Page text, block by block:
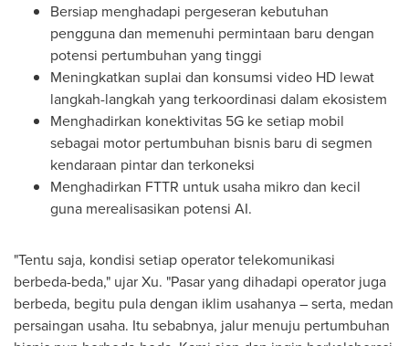
Bersiap menghadapi pergeseran kebutuhan
pengguna dan memenuhi permintaan baru dengan
potensi pertumbuhan yang tinggi
Meningkatkan suplai dan konsumsi video HD lewat
langkah-langkah yang terkoordinasi dalam ekosistem
Menghadirkan konektivitas 5G ke setiap mobil
sebagai motor pertumbuhan bisnis baru di segmen
kendaraan pintar dan terkoneksi
Menghadirkan FTTR untuk usaha mikro dan kecil
guna merealisasikan potensi AI.
"Tentu saja, kondisi setiap operator telekomunikasi
berbeda-beda," ujar Xu. "Pasar yang dihadapi operator juga
berbeda, begitu pula dengan iklim usahanya – serta, medan
persaingan usaha. Itu sebabnya, jalur menuju pertumbuhan